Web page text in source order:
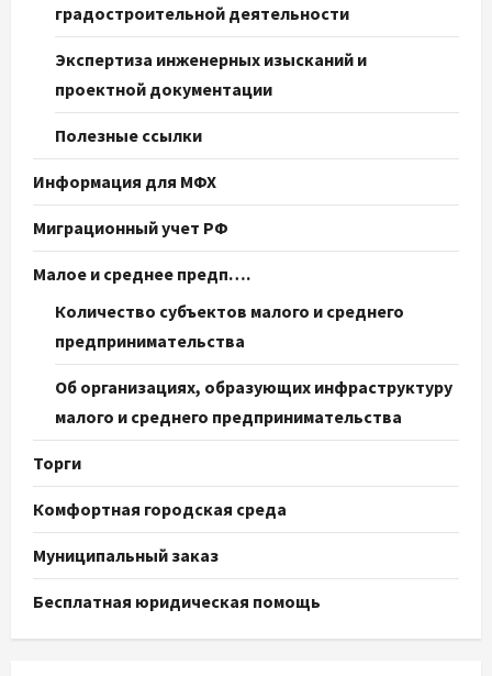
градостроительной деятельности
Экспертиза инженерных изысканий и
проектной документации
Полезные ссылки
Информация для МФХ
Миграционный учет РФ
Малое и среднее предп….
Количество субъектов малого и среднего
предпринимательства
Об организациях, образующих инфраструктуру
малого и среднего предпринимательства
Торги
Комфортная городская среда
Муниципальный заказ
Бесплатная юридическая помощь